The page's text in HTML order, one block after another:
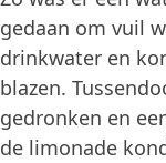
gedaan om vuil
drinkwater en
blazen.
gedronken en
de limonade